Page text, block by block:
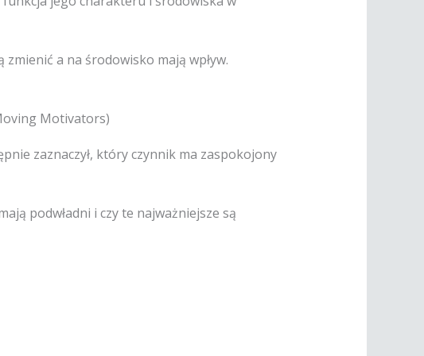
a na środowisko mają wpływ.
Motivators)
zaznaczył, który czynnik ma zaspokojony
podwładni i czy te najważniejsze są